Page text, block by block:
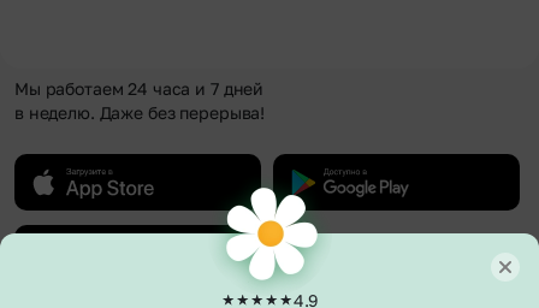
Мы работаем 24 часа и 7 дней
в неделю. Даже без перерыва!
4.9